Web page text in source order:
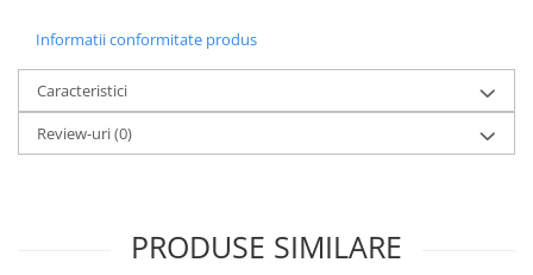
Informatii conformitate produs
Caracteristici
Review-uri(0)
PRODUSE SIMILARE